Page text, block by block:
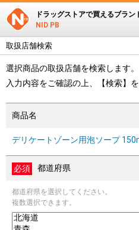
ドラッグストアで買えるブラン
NID PB
取扱店舗検索
選択商品の取扱店舗を検索します。
入力内容をご確認の上、【検索】
商品名
デリケートゾーン用泡ソープ
都道府県
都道府県を選択してください。
複数選択できます。